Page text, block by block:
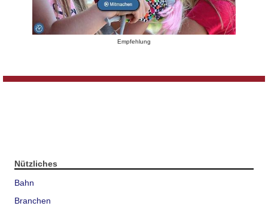
Empfehlung
Nützliches
Bahn
Branchen